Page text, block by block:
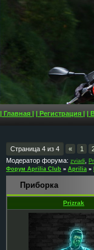
| Главная | | Регистрация | |
Страница 4 из 4 « 1
Модератор форума: zviadi
Форум Aprilia Club » Aprilia »
Приборка
Prizrak